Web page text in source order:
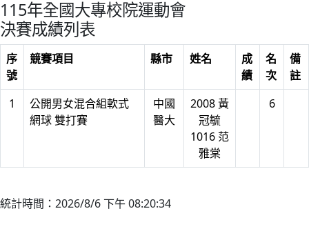
115年全國大專校院運動會
決賽成績列表
序
號
競賽項目 縣市 姓名
成
績
名
次
備
註
1
公開男女混合組軟式
網球 雙打賽
中國
醫大
2008 黃
冠毓
1016 范
雅棠
6
統計時間：2026/8/6 下午 08:20:34